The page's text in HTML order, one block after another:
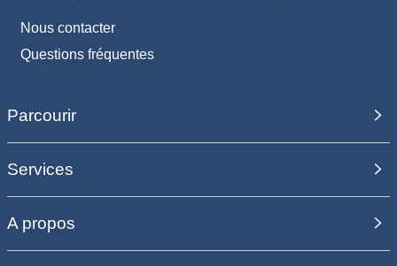
Nous contacter
Questions fréquentes
Parcourir
Services
A propos